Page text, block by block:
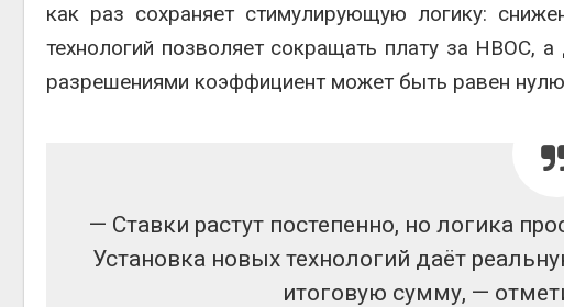
как раз сохраняет стимулирующую логику:
технологий позволяет сокращать плату за НВОС,
разрешениями коэффициент может быть равен
— Ставки растут постепенно, но логика
Установка новых технологий даёт
итоговую сумму, —